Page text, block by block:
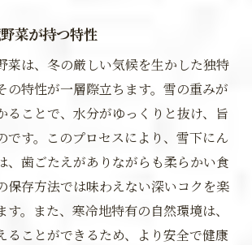
菜が持つ特性
菜は、冬の厳しい気候を生かした独特
の特性が一層際立ちます。雪の重みが
ることで、水分がゆっくりと抜け、旨
です。このプロセスにより、雪下にん
、歯ごたえがありながらも柔らかい食
保存方法では味わえない深いコクを楽
す。また、寒冷地特有の自然環境は、
ることができるため、より安全で健康